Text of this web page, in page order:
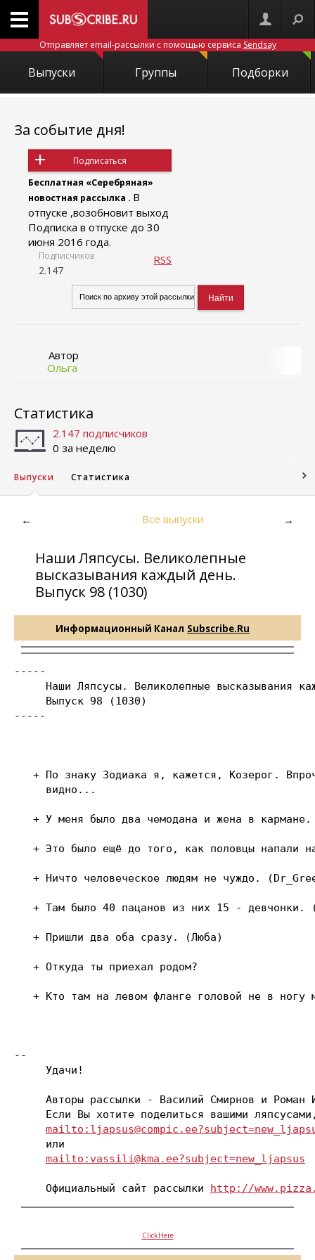
Отправляет email-рассылки с помощью сервиса Sendsay
Выпуски Группы Подборки
За событие дня!
Подписаться
Бесплатная «Серебряная»
новостная рассылка . В
отпуске ,возобновит выход
Подписка в отпуске до 30
июня 2016 года.
Подписчиков
2.147
RSS
Автор
Ольга
Статистика
2.147 подписчиков
0 за неделю
Выпуски Статистика
← Все выпуски →
Наши Ляпсусы. Великолепные
высказывания каждый день.
Выпуск 98 (1030)
Информационный Канал Subscribe.Ru
-----
Наши Ляпсусы. Великолепные высказывания
     Выпуск 98 (1030)
-----
+ По знаку Зодиака я, кажется, Козерог.
     видно...
   + У меня было два чемодана и жена в каpмане.
+ Это было ещё до того, как половцы напали
+ Ничто человеческое людям не чуждо.
+ Там было 40 пацанов из них 15 - девчонки.
   + Пришли два оба сразу. (Люба)
   + Откуда ты приехал родом?
+ Кто там на левом фланге головой не в ногу
--
     Удачи!
Авторы рассылки - Василий Смирнов и Роман
Если Вы хотите поделиться вашими
     или
mailto:vassili@kma.ee?subject=new_ljapsus
     Официальный сайт рассылки
http://
ClickHere